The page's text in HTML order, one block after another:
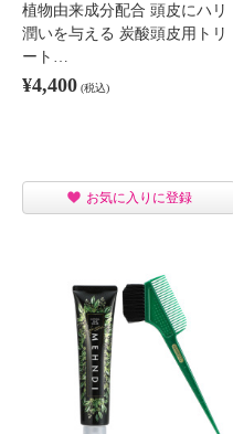
植物由来成分配合 頭皮にハリ
潤いを与える 炭酸頭皮用トリ
ート…
¥4,400 (税込)
お気に入りに登録